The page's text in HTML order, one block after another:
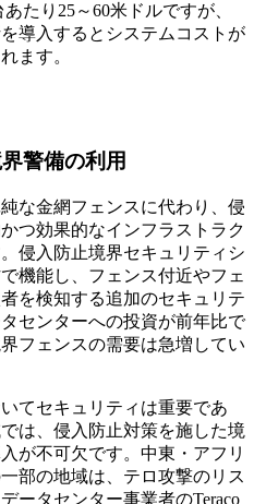
たり25～60米ドルですが、
導入するとシステムコストが
ます。
警備の利用
な金網フェンスに代わり、侵
つ効果的なインフラストラク
侵入防止境界セキュリティシ
機能し、フェンス付近やフェ
を検知する追加のセキュリテ
センターへの投資が前年比で
フェンスの需要は急増してい
てセキュリティは重要であ
は、侵入防止対策を施した境
が不可欠です。中東・アフリ
部の地域は、テロ攻撃のリス
ータセンター事業者のTeraco